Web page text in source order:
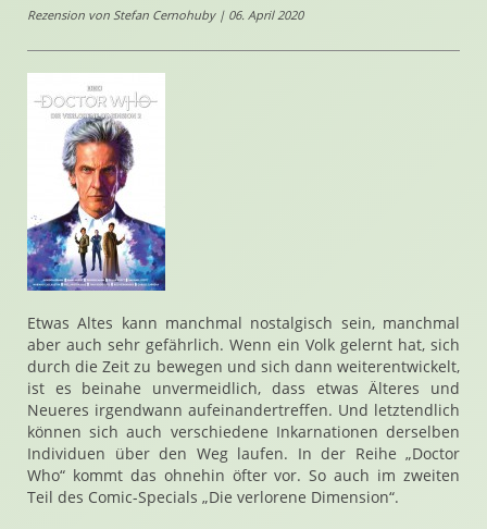
Rezension von Stefan Cernohuby | 06. April 2020
Etwas Altes kann manchmal nostalgisch sein, manchmal
aber auch sehr gefährlich. Wenn ein Volk gelernt hat, sich
durch die Zeit zu bewegen und sich dann weiterentwickelt,
ist es beinahe unvermeidlich, dass etwas Älteres und
Neueres irgendwann aufeinandertreffen. Und letztendlich
können sich auch verschiedene Inkarnationen derselben
Individuen über den Weg laufen. In der Reihe „Doctor
Who“ kommt das ohnehin öfter vor. So auch im zweiten
Teil des Comic-Specials „Die verlorene Dimension“.